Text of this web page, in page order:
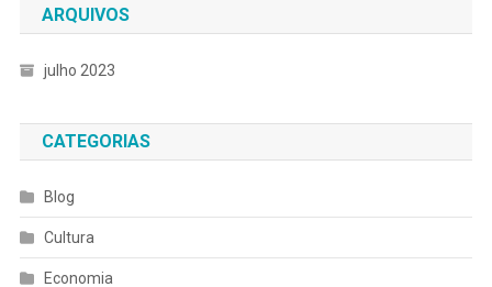
ARQUIVOS
julho 2023
CATEGORIAS
Blog
Cultura
Economia